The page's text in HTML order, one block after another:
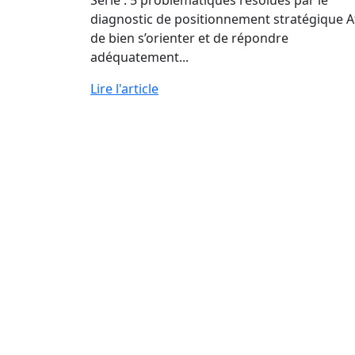
diagnostic de positionnement stratégique
de bien s’orienter et de répondre
adéquatement...
Lire l'article